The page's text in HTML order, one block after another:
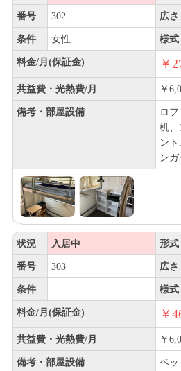
番号 302 広さ
条件 女性 様式
料金/月(保証金) ￥
共益費・光熱費/月 ￥
備考・部屋設備
ロ
机、
ン
ンガ
状況 入居中 形式
番号 303 広さ
条件 様式
料金/月(保証金) ￥
共益費・光熱費/月 ￥
備考・部屋設備
ベッ